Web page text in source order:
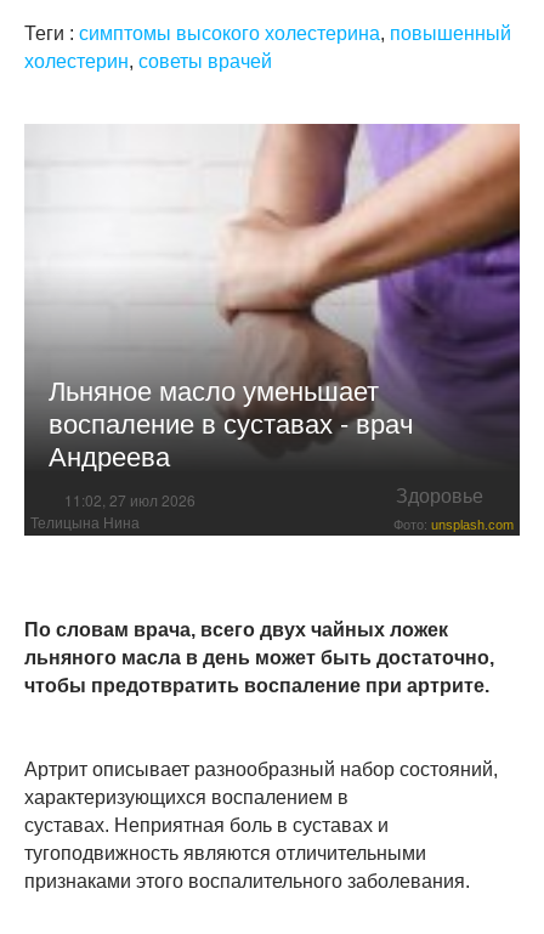
Теги : симптомы высокого холестерина, повышенный
холестерин, советы врачей
Льняное масло уменьшает
воспаление в суставах - врач
Андреева
11:02, 27 июл 2026 Здоровье
Телицына Нина Фото: unsplash.com
По словам врача, всего двух чайных ложек
льняного масла в день может быть достаточно,
чтобы предотвратить воспаление при артрите.
Артрит описывает разнообразный набор состояний,
характеризующихся воспалением в
суставах. Неприятная боль в суставах и
тугоподвижность являются отличительными
признаками этого воспалительного заболевания.